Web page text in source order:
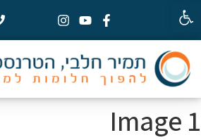
פתח סרגל נגישות
Image 1